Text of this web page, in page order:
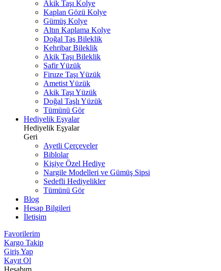
Akik Taşı Kolye
Kaplan Gözü Kolye
Gümüş Kolye
Altın Kaplama Kolye
Doğal Taş Bileklik
Kehribar Bileklik
Akik Taşı Bileklik
Safir Yüzük
Firuze Taşı Yüzük
Ametist Yüzük
Akik Taşı Yüzük
Doğal Taşlı Yüzük
Tümünü Gör
Hediyelik Eşyalar
Hediyelik Eşyalar
Geri
Ayetli Çerçeveler
Biblolar
Kişiye Özel Hediye
Nargile Modelleri ve Gümüş Sipsi
Sedefli Hediyelikler
Tümünü Gör
Blog
Hesap Bilgileri
İletişim
Favorilerim
Kargo Takip
Giriş Yap
Kayıt Ol
Hesabım